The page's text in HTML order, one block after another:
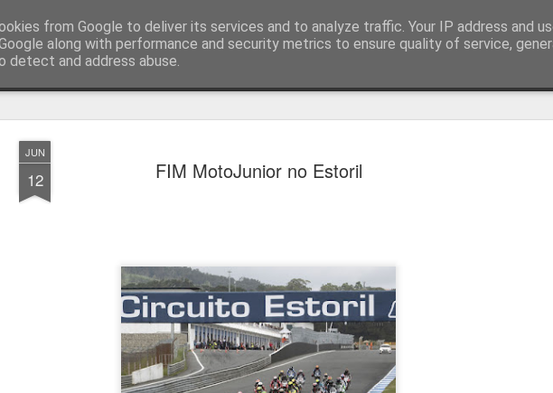
JUN
12 FIM MotoJunior no Estoril
from Google to deliver its services and to analyze traffic. Your IP address and
along with performance and security metrics to ensure quality of service,
detect and address abuse.
7
arranque do campeonato
Estoril e Famalicão fizeram o jogo de arranque do campeonato
português, a jogar em casa o Estoril empatou com o Famalicão
1) com golos de Koutsias e Begraoui.
O Estoril a jogar em casa, entrou mais forte não sendo capaz de